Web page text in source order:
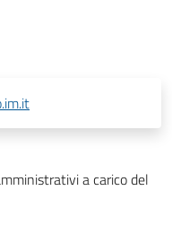
a carico del